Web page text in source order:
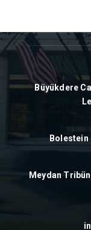
Büyükdere
Bolestein
Meydan